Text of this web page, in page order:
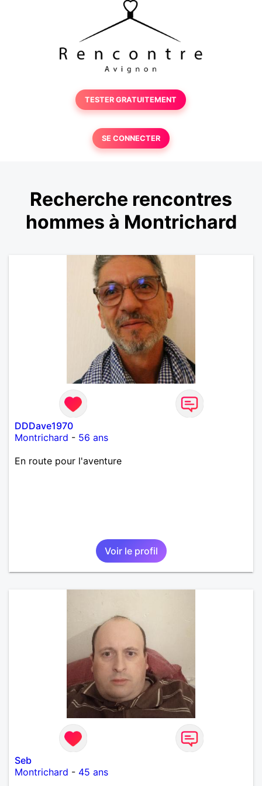
TESTER GRATUITEMENT
SE CONNECTER
Recherche rencontres
hommes à Montrichard
DDDave1970
Montrichard - 56 ans
En route pour l'aventure
Voir le profil
Seb
Montrichard - 45 ans